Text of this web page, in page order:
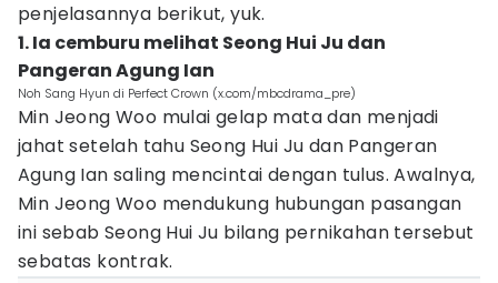
penjelasannya berikut, yuk.
1. Ia cemburu melihat Seong Hui Ju dan
Pangeran Agung Ian
Noh Sang Hyun di Perfect Crown (x.com/mbcdrama_pre)
Min Jeong Woo mulai gelap mata dan menjadi
jahat setelah tahu Seong Hui Ju dan Pangeran
Agung Ian saling mencintai dengan tulus. Awalnya,
Min Jeong Woo mendukung hubungan pasangan
ini sebab Seong Hui Ju bilang pernikahan tersebut
sebatas kontrak.